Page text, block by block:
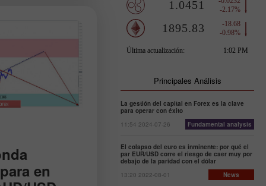
en
Principales Análisis
La gestión del capital en Forex es la clave
para operar con éxito
11:54 2024-07-26
Fundamental analysis
El colapso del euro es inminente: por qué el
par EUR/USD corre el riesgo de caer muy por
debajo de la paridad con el dólar
13:20 2022-08-01
News